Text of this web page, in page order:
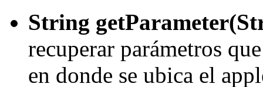
String
recuperar parámetros
en donde se ubica el